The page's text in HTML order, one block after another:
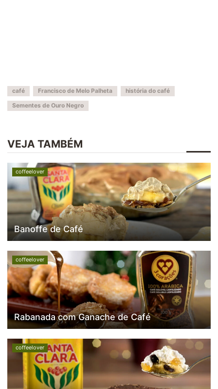
café Francisco de Melo Palheta
história do café
Sementes de Ouro Negro
VEJA TAMBÉM
coffeelover
Banoffe de Café
coffeelover
Rabanada com Ganache de Café
coffeelover